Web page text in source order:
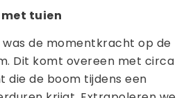
tuien
was de momentkracht op de
Dit komt overeen met circa
die de boom tijdens een